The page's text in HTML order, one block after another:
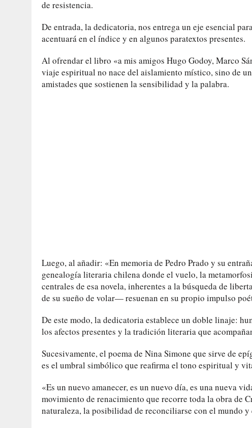
de resistencia.
De entrada, la dedicatoria, nos entrega un eje esencial
acentuará en el índice y en algunos paratextos presentes.
Al ofrendar el libro «a mis amigos Hugo Godoy, Marco
viaje espiritual no nace del aislamiento místico, sino de
amistades que sostienen la sensibilidad y la palabra.
Luego, al añadir: «En memoria de Pedro Prado y su
genealogía literaria chilena donde el vuelo, la
centrales de esa novela, inherentes a la búsqueda de
de su sueño de volar— resuenan en su propio impulso
De este modo, la dedicatoria establece un doble linaje:
los afectos presentes y la tradición literaria que
Sucesivamente, el poema de Nina Simone que sirve de
es el umbral simbólico que reafirma el tono espiritual y
«Es un nuevo amanecer, es un nuevo día, es una nueva
movimiento de renacimiento que recorre toda la obra de
naturaleza, la posibilidad de reconciliarse con el mundo y